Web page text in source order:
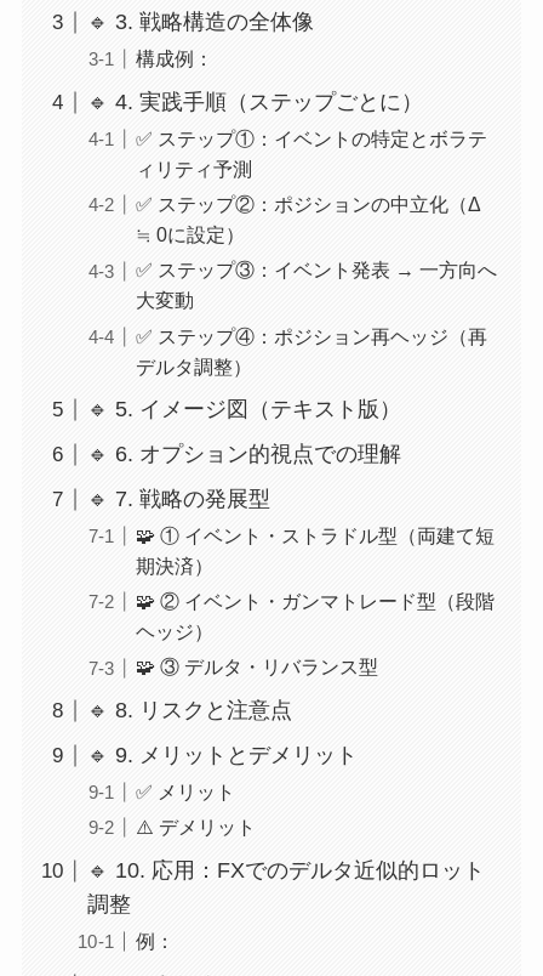
🔹 3. 戦略構造の全体像
構成例：
🔹 4. 実践手順（ステップごとに）
✅ ステップ①：イベントの特定とボラテ
ィリティ予測
✅ ステップ②：ポジションの中立化（Δ
≒ 0に設定）
✅ ステップ③：イベント発表 → 一方向へ
大変動
✅ ステップ④：ポジション再ヘッジ（再
デルタ調整）
🔹 5. イメージ図（テキスト版）
🔹 6. オプション的視点での理解
🔹 7. 戦略の発展型
🧩 ① イベント・ストラドル型（両建て短
期決済）
🧩 ② イベント・ガンマトレード型（段階
ヘッジ）
🧩 ③ デルタ・リバランス型
🔹 8. リスクと注意点
🔹 9. メリットとデメリット
✅ メリット
⚠️ デメリット
🔹 10. 応用：FXでのデルタ近似的ロット
調整
例：